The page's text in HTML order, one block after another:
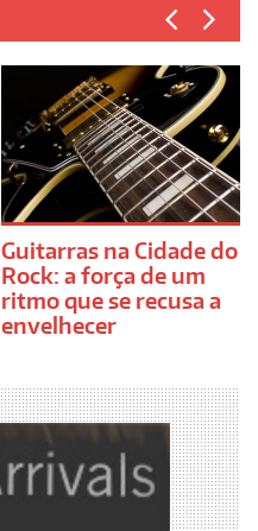
Guitarras na Cidade do
Rock: a força de um
ritmo que se recusa a
envelhecer